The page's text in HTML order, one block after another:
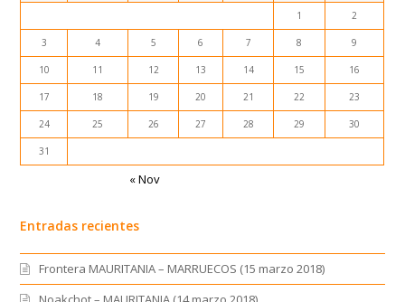
1
2
3 4 5 6 7 8 9
10 11 12 13 14 15 16
17 18 19 20 21 22 23
24 25 26 27 28 29 30
31
« Nov
Entradas recientes
Frontera MAURITANIA – MARRUECOS (15 marzo 2018)